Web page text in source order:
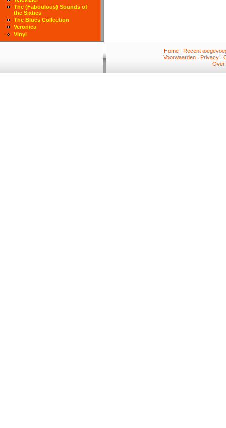
The (Faboulous) Sounds of
the Sixties
The Blues Collection
Veronica
Vinyl
Home|
Recent
Voorwaarden
Privacy
Over